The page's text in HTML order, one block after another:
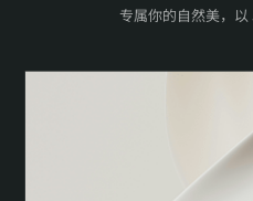
专属你的自然美，以